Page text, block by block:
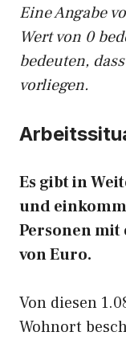
Eine Angabe
Wert von 0
bedeuten,
vorliegen.
Es gibt in
und
Personen mit
von Euro.
Von diesen
Wohnort